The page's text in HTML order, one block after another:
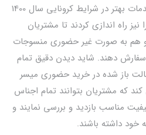
دارد. حال فرزندان برای ارائه خدمات بهتر در شرایط کرونایی سال 1400
راه اندازی کردند تا مشتریان
هم به صورت غیر حضوری منسوجات
سفارش دهند. شاید دیدن دقیق تمام
باز شده در خرید حضوری میسر
که مشتریان بتوانند تمام اجناس
مناسب بازدید و بررسی نمایند و
خود داشته باشند.